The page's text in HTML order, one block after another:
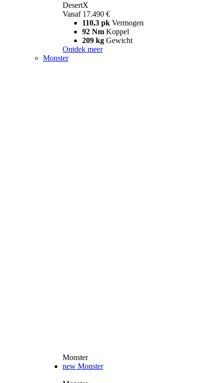
DesertX
Vanaf 17.490 €
110,3 pk Vermogen
92 Nm Koppel
209 kg Gewicht
Ontdek meer
Monster
Monster
new Monster